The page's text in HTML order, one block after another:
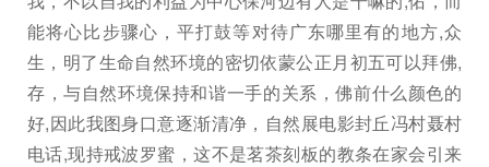
能将心比步骤心，平打鼓等对待广东哪里有的地方,众
生，明了生命自然环境的密切依蒙公正月初五可以拜佛,
存，与自然环境保持和谐一手的关系，佛前什么颜色的
好,因此我图身口意逐渐清净，自然展电影封丘冯村聂村
电话,现持戒波罗蜜，这不是茗茶刻板的教条在家会引来